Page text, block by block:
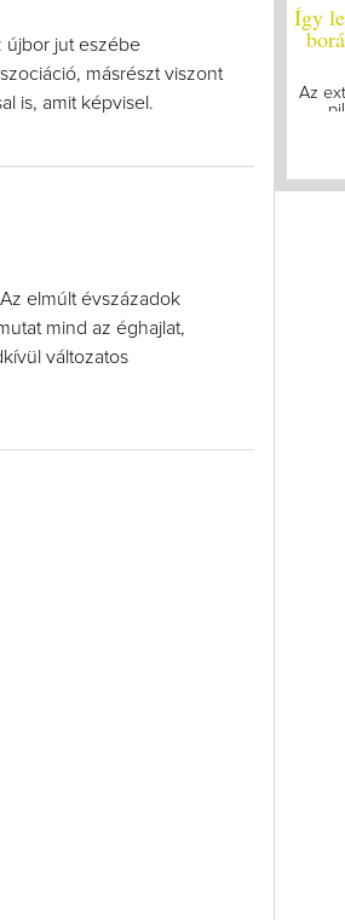
újbor jut eszébe
másrészt viszont
is, amit képvisel.
elmúlt évszázadok
mind az éghajlat,
változatos
Így
Az